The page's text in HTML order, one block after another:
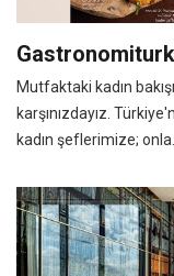
Mutfaktaki kadın
karşınızdayız.
kadın şeflerimize; onla...